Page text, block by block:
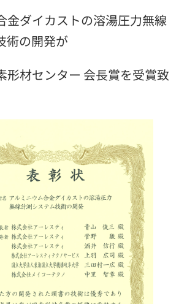
金ダイカストの溶湯圧力無線
術の開発が
形材センター 会長賞を受賞致